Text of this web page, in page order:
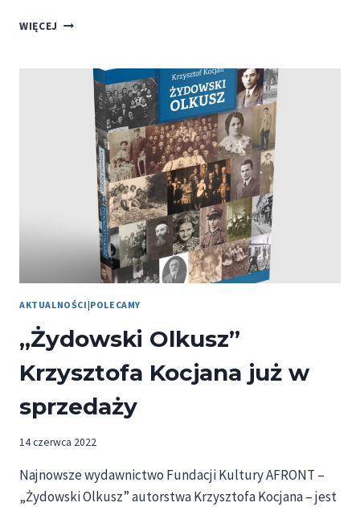
WIĘCEJ JUŻ
SIĘ
NAJNOWSZA
KSIĄŻKA
POETYCKA
PRZEMYSŁAWA
WECHTEROWICZA
„WNĘTRZE
MĘŻCZYZNY
WSPANIAŁE”
AKTUALNOŚCI |POLECAMY
„Żydowski Olkusz”
Krzysztofa Kocjana już w
sprzedaży
14 czerwca 2022
Najnowsze wydawnictwo Fundacji Kultury AFRONT –
„Żydowski Olkusz” autorstwa Krzysztofa Kocjana – jest